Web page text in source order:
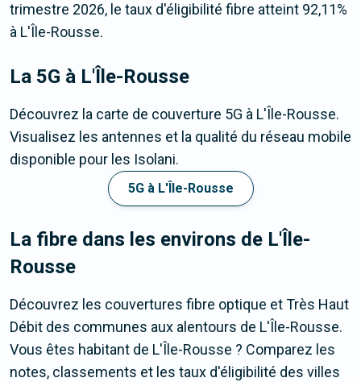
trimestre 2026, le taux d'éligibilité fibre atteint 92,11%
à L'Île-Rousse.
La 5G à L'Île-Rousse
Découvrez la carte de couverture 5G à L'Île-Rousse.
Visualisez les antennes et la qualité du réseau mobile
disponible pour les Isolani.
5G à L'Île-Rousse
La fibre dans les environs de L'Île-
Rousse
Découvrez les couvertures fibre optique et Très Haut
Débit des communes aux alentours de L'Île-Rousse.
Vous êtes habitant de L'Île-Rousse ? Comparez les
notes, classements et les taux d'éligibilité des villes